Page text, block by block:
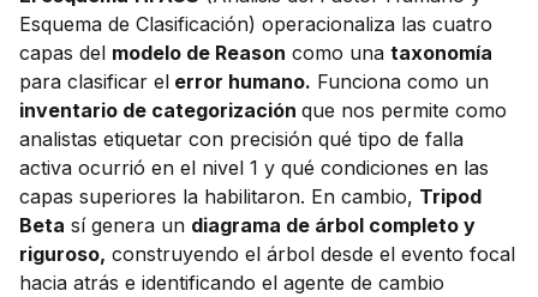
Esquema de Clasificación) operacionaliza las cuatro
capas del modelo de Reason como una taxonomía
para clasificar el error humano. Funciona como un
inventario de categorización que nos permite como
analistas etiquetar con precisión qué tipo de falla
activa ocurrió en el nivel 1 y qué condiciones en las
capas superiores la habilitaron. En cambio, Tripod
Beta sí genera un diagrama de árbol completo y
riguroso, construyendo el árbol desde el evento focal
hacia atrás e identificando el agente de cambio